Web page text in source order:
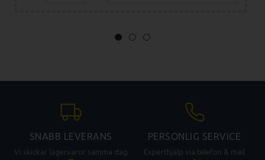
SNABB LEVERANS
Vi skickar lagervaror samma dag
PERSONLIG SERVICE
Experthjälp via telefon & mail